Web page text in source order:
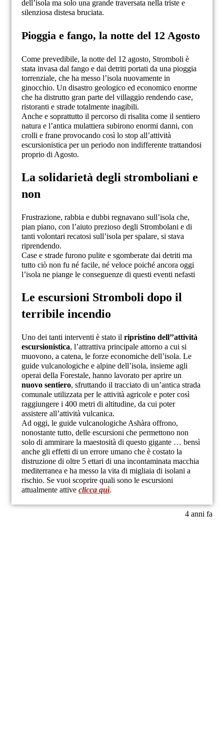
dell’isola ma solo una grande traversata nella triste e
silenziosa distesa bruciata.
Pioggia e fango, la notte del 12 Agosto
Come prevedibile, la notte del 12 agosto, Stromboli è
stata invasa dal fango e dai detriti portati da una pioggia
torrenziale, che ha messo l’isola nuovamente in
ginocchio. Un disastro geologico ed economico enorme
che ha distrutto gran parte del villaggio rendendo case,
ristoranti e strade totalmente inagibili.
Anche e soprattutto il percorso di risalita come il sentiero
natura e l’antica mulattiera subirono enormi danni, con
crolli e frane provocando così lo stop all’attività
escursionistica per un periodo non indifferente trattandosi
proprio di Agosto.
La solidarietà degli stromboliani e
non
Frustrazione, rabbia e dubbi regnavano sull’isola che,
pian piano, con l’aiuto prezioso degli Strombolani e di
tanti volontari recatosi sull’isola per spalare, si stava
riprendendo.
Case e strade furono pulite e sgomberate dai detriti ma
tutto ciò non fu né facile, né veloce poiché ancora oggi
l’isola ne piange le conseguenze di questi eventi nefasti
Le escursioni Stromboli dopo il
terribile incendio
Uno dei tanti interventi è stato il ripristino dell’’attività
escursionistica, l’attrattiva principale attorno a cui si
muovono, a catena, le forze economiche dell’isola. Le
guide vulcanologiche e alpine dell’isola, insieme agli
operai della Forestale, hanno lavorato per aprire un
nuovo sentiero, sfruttando il tracciato di un’antica strada
comunale utilizzata per le attività agricole e poter così
raggiungere i 400 metri di altitudine, da cui poter
assistere all’attività vulcanica.
Ad oggi, le guide vulcanologiche Ashàra offrono,
nonostante tutto, delle escursioni che permettono non
solo di ammirare la maestosità di questo gigante … bensì
anche gli effetti di un errore umano che è costato la
distruzione di oltre 5 ettari di una incontaminata macchia
mediterranea e ha messo la vita di migliaia di isolani a
rischio. Se vuoi scoprire quali sono le escursioni
attualmente attive clicca quì.
4 anni fa